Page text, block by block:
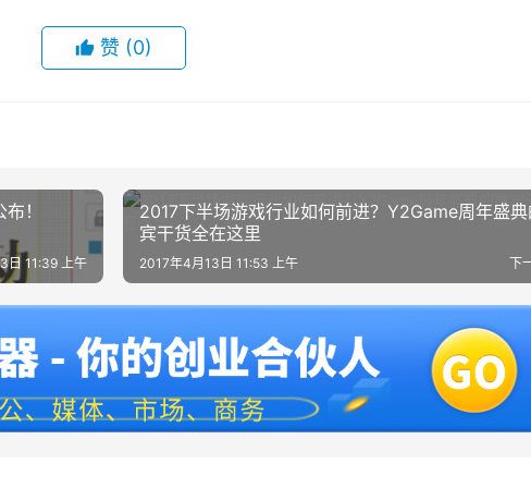
赞 (0)
！
日 11:39 上午
2017下半场游戏行业如何前进？Y2Game周年盛典
宾干货全在这里
下
2017年4月13日 11:53 上午